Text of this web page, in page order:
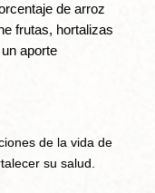
de arroz
frutas, hortalizas
aporte
de la vida de
su salud.